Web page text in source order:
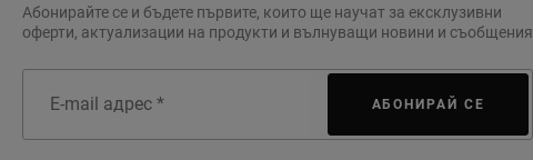
Абонирайте се и бъдете първите, които ще научат за ексклузивни
оферти, актуализации на продукти и вълнуващи новини и съобщения
АБОНИРАЙ СЕ